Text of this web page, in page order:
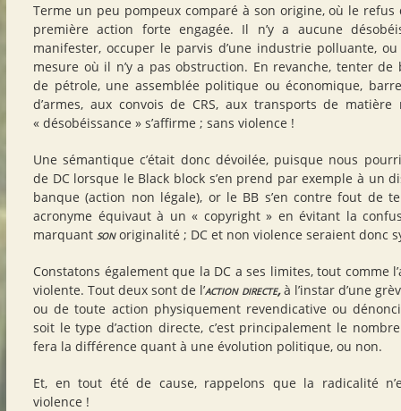
Terme un peu pompeux comparé à son origine, où le refus
première action forte engagée. Il n’y a aucune
manifester, occuper le parvis d’une industrie polluante,
mesure où il n’y a pas obstruction. En revanche, tenter
de pétrole, une assemblée politique ou économique,
d’armes, aux convois de CRS, aux transports de
« désobéissance » s’affirme ; sans violence !
Une sémantique c’était donc dévoilée, puisque nous
de DC lorsque le Black block s’en prend par exemple à un
banque (action non légale), or le BB s’en contre fout de
acronyme équivaut à un « copyright » en évitant la
marquant sonoriginalité ; DC et non violence seraient donc
Constatons également que la DC a ses limites, tout comme
violente. Tout deux sont de l’action directe,à l’instar d’une
ou de toute action physiquement revendicative ou
soit le type d’action directe, c’est principalement le
fera la différence quant à une évolution politique, ou non.
Et, en tout été de cause, rappelons que la radicalité
violence !